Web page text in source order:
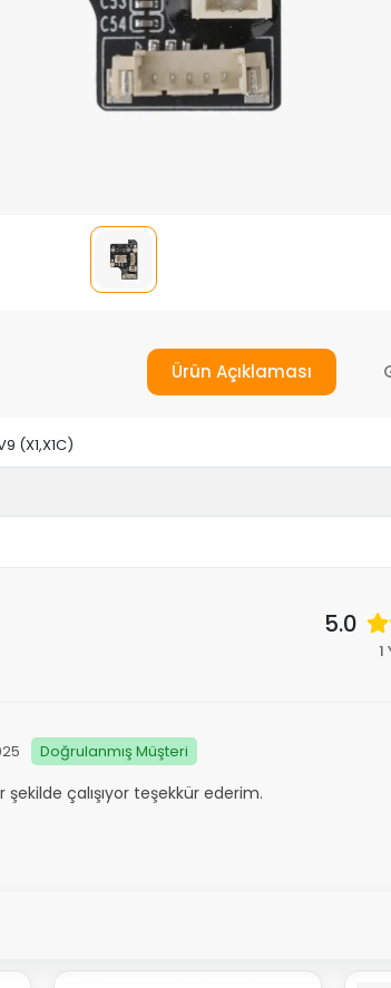
Ürün Açıklaması
(X1,X1C)
5.0
1
Doğrulanmış Müşteri
çalışıyor teşekkür ederim.